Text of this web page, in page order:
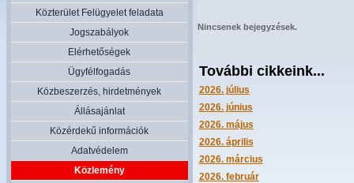
Közterület Felügyelet feladata
Jogszabályok
Elérhetőségek
Ügyfélfogadás
Közbeszerzés, hirdetmények
Állásajánlat
Közérdekű információk
Adatvédelem
Közlemény
Nincsenek bejegyzések.
További cikkeink...
2026. július
2026. június
2026. május
2026. április
2026. március
2026. február